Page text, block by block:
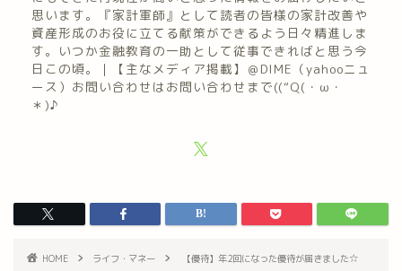
思います。『家計軍師』として読者の皆様の家計改善や
資産形成のお役に立てる献策ができるよう日々精進しま
す。いつか金融教育の一助として従事できればと思う今
日この頃。｜【主なメディア掲載】＠DIME（yahooニュ
ース）お問い合わせはお問い合わせまで((“Q(・ω・
＊)♪
HOME ライフ・マネー 【優待】年2回になった優待が届きました☆